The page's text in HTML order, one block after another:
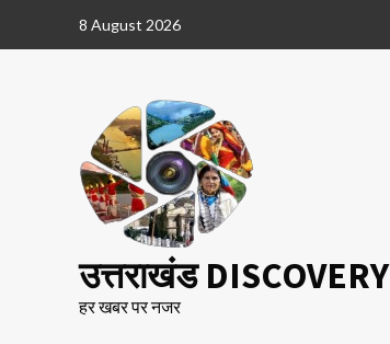
8 August 2026
उत्तराखंड DISCOVERY
हर खबर पर नजर